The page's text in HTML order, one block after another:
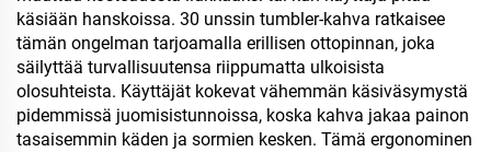
käsiään hanskoissa. 30 unssin tumbler-kahva ratkaisee
tämän ongelman tarjoamalla erillisen ottopinnan, joka
säilyttää turvallisuutensa riippumatta ulkoisista
olosuhteista. Käyttäjät kokevat vähemmän käsiväsymystä
pidemmissä juomisistunnoissa, koska kahva jakaa painon
tasaisemmin käden ja sormien kesken. Tämä ergonominen